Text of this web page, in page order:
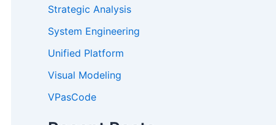
Strategic Analysis
System Engineering
Unified Platform
Visual Modeling
VPasCode